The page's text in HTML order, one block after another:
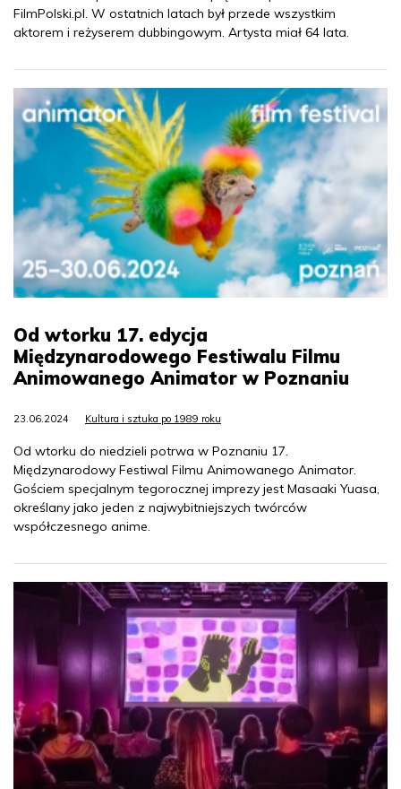
FilmPolski.pl. W ostatnich latach był przede wszystkim
aktorem i reżyserem dubbingowym. Artysta miał 64 lata.
Od wtorku 17. edycja
Międzynarodowego Festiwalu Filmu
Animowanego Animator w Poznaniu
23.06.2024 Kultura i sztuka po 1989 roku
Od wtorku do niedzieli potrwa w Poznaniu 17.
Międzynarodowy Festiwal Filmu Animowanego Animator.
Gościem specjalnym tegorocznej imprezy jest Masaaki Yuasa,
określany jako jeden z najwybitniejszych twórców
współczesnego anime.